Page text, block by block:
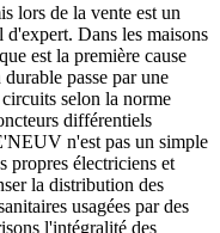
lors de la vente est un
Dans les maisons
est la première cause
passe par une
selon la norme
différentiels
n'est pas un simple
propres électriciens et
la distribution des
usagées par des
l'intégralité des